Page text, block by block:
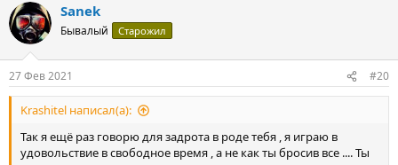
к
ц
и
Sanek
Бывалый Старожил
27 Фев 2021 #20
Krashitel написал(а):
Так я ещё раз говорю для задрота в роде тебя , я играю в
удовольствие в свободное время , а не как ты бросив все .... Ты